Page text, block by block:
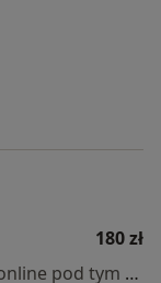
180 zł
Specjalista nie oferuje umawiania online pod tym adresem.